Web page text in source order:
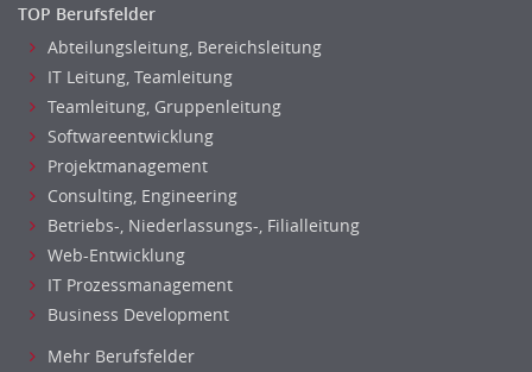
Embedded Systems
Helpdesk
IT Leitung, Teamleitung
Projektmanagement
IT Prozessmanagement
Qualitätssicherung, Qualitätsprüfung
SAP/ERP-Beratung, Entwicklung
Security
Softwareentwicklung
Systemadministration, Netzwerkadministration
TOP Berufsfelder
Abteilungsleitung, Bereichsleitung
IT Leitung, Teamleitung
Teamleitung, Gruppenleitung
Softwareentwicklung
Projektmanagement
Consulting, Engineering
Betriebs-, Niederlassungs-, Filialleitung
Web-Entwicklung
IT Prozessmanagement
Business Development
Mehr Berufsfelder